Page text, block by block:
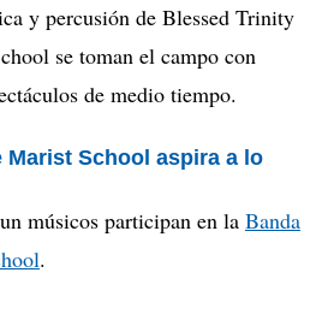
ay percusión de BlessedTrinity
se toman el campo con
de medio tiempo.
Marist School aspiraa lo
músicos participan enla Banda
.